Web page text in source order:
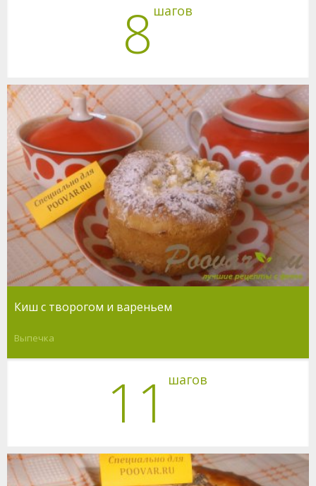
8 шагов
Киш с творогом и вареньем
Выпечка
11 шагов